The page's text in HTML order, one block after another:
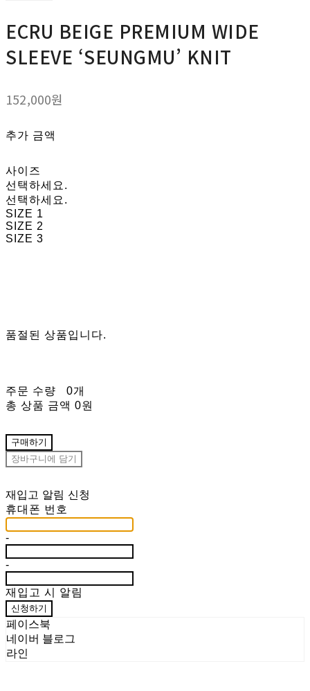
ECRU BEIGE PREMIUM WIDE
SLEEVE ‘SEUNGMU’ KNIT
152,000원
추가 금액
사이즈
선택하세요.
선택하세요.
SIZE 1
SIZE 2
SIZE 3
품절된 상품입니다.
주문 수량
0개
총 상품 금액 0원
구매하기
장바구니에 담기
재입고 알림 신청
휴대폰 번호
-
-
재입고 시 알림
신청하기
페이스북
네이버 블로그
라인